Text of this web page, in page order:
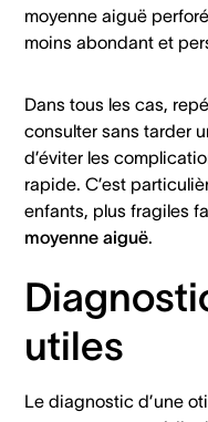
moyenne aiguë
moins abondant et
Dans tous les cas,
consulter sans tarder
d’éviter les
rapide. C’est
enfants, plus fragiles
moyenne aiguë.
utiles
Le diagnostic d’une